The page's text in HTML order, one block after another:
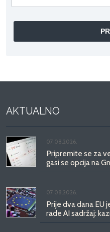
AKTUALNO
07.08.2026.
Pripremite se za
gasi se opcija na
07.08.2026.
Prije dva dana EU
rade AI sadržaj: